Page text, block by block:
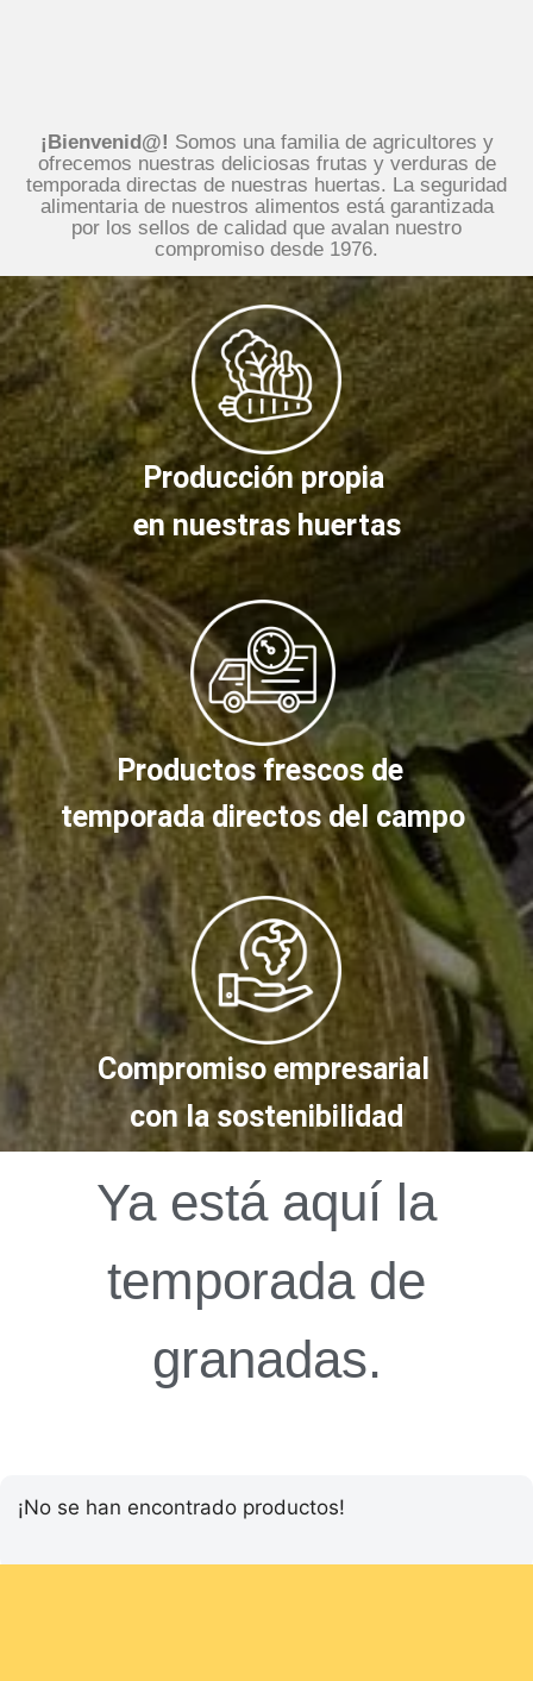
¡Bienvenid@! Somos una familia de agricultores y
ofrecemos nuestras deliciosas frutas y verduras de
temporada directas de nuestras huertas. La seguridad
alimentaria de nuestros alimentos está garantizada
por los sellos de calidad que avalan nuestro
compromiso desde 1976.
Producción propia
en nuestras huertas
Productos frescos de
temporada directos del campo
Compromiso empresarial
con la sostenibilidad
Ya está aquí la
temporada de
granadas.
¡No se han encontrado productos!